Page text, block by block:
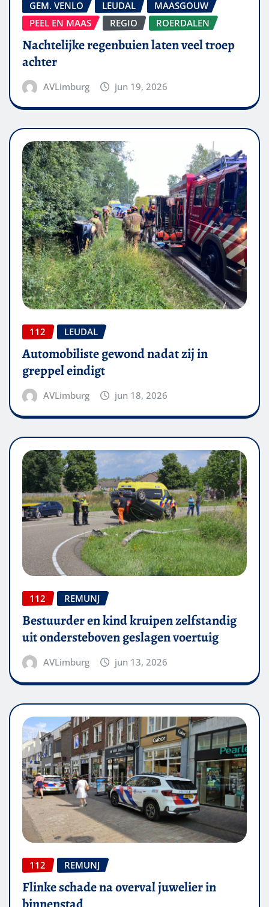
GEM. VENLO
LEUDAL
MAASGOUW
PEEL EN MAAS
REGIO ROERDALEN
Nachtelijke regenbuien laten veel troep
achter
AVLimburg jun 19, 2026
112 LEUDAL
Automobiliste gewond nadat zij in
greppel eindigt
AVLimburg jun 18, 2026
112 REMUNJ
Bestuurder en kind kruipen zelfstandig
uit ondersteboven geslagen voertuig
AVLimburg jun 13, 2026
112 REMUNJ
Flinke schade na overval juwelier in